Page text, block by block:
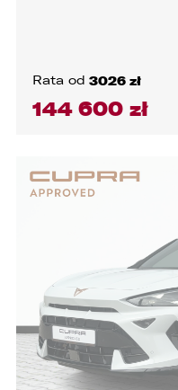
Rata od 3026 zł
144 600 zł